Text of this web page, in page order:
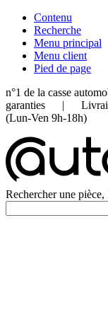
Contenu
Recherche
Menu principal
Menu client
Pied de page
n°1 de la casse
garanties |
(Lun-Ven 9h-18h)
Rechercher une